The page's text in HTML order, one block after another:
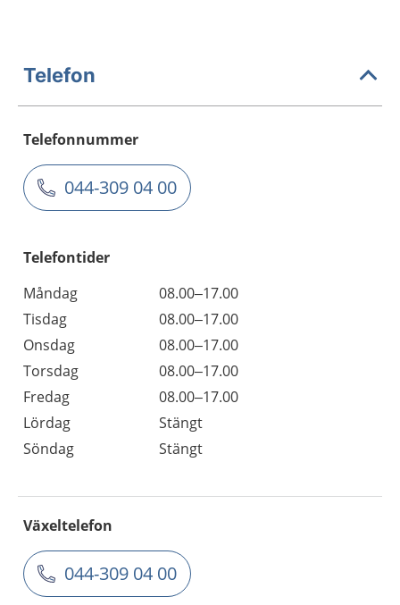
Telefon
Telefonnummer
044-309 04 00
Telefontider
Måndag
08.00–17.00
Tisdag
08.00–17.00
Onsdag
08.00–17.00
Torsdag
08.00–17.00
Fredag
08.00–17.00
Lördag
Stängt
Söndag
Stängt
Växeltelefon
044-309 04 00